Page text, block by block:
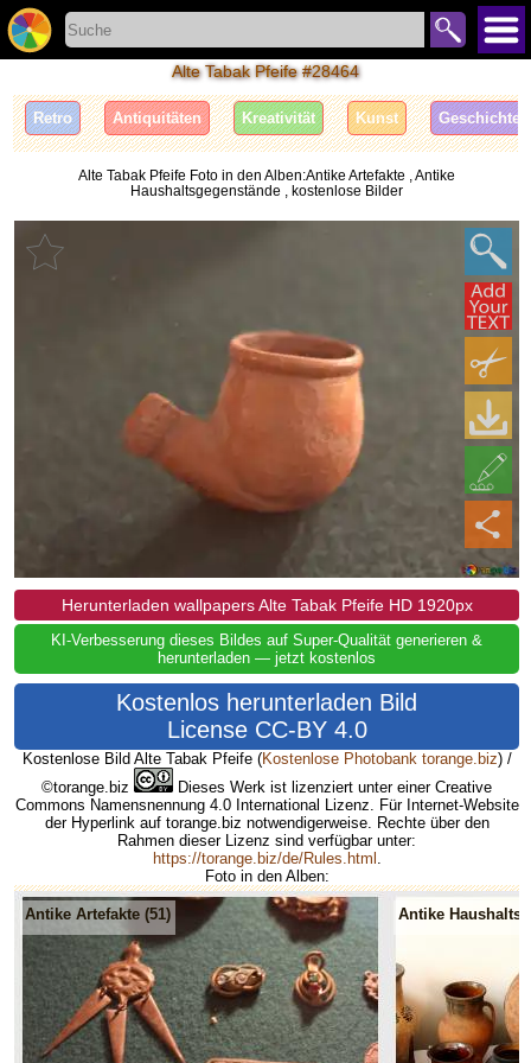
Alte Tabak Pfeife #28464
Retro Antiquitäten Kreativität Kunst Geschichte
Alte Tabak Pfeife Foto in den Alben:Antike Artefakte , Antike
Haushaltsgegenstände , kostenlose Bilder
Herunterladen wallpapers Alte Tabak Pfeife HD 1920px
KI-Verbesserung dieses Bildes auf Super-Qualität generieren &
herunterladen — jetzt kostenlos
Kostenlos herunterladen Bild
License CC-BY 4.0
Kostenlose Bild Alte Tabak Pfeife (Kostenlose Photobank torange.biz) /
©torange.biz
Dieses Werk ist lizenziert unter einer Creative
Commons Namensnennung 4.0 International Lizenz. Für Internet-Website
der Hyperlink auf torange.biz notwendigerweise. Rechte über den
Rahmen dieser Lizenz sind verfügbar unter:
https://torange.biz/de/Rules.html
Foto in den Alben:
Antike Artefakte (51) Antike